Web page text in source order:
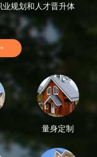
规划和人才晋升体
量身定制